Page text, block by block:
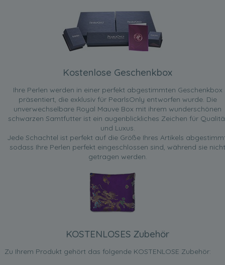
Kostenlose Geschenkbox
Ihre Perlen werden in einer perfekt abgestimmten Geschenkbox
präsentiert, die exklusiv für PearlsOnly entworfen wurde. Die
unverwechselbare Royal Mauve Box mit ihrem wunderschönen
schwarzen Samtfutter ist ein augenblickliches Zeichen für
und Luxus.
Jede Schachtel ist perfekt auf die Größe Ihres Artikels
sodass Ihre Perlen perfekt eingeschlossen sind, während sie nicht
getragen werden.
KOSTENLOSES Zubehör
Zu Ihrem Produkt gehört das folgende KOSTENLOSE Zubehör: